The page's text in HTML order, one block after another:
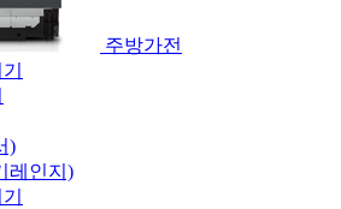
주방가전
)
레인지)